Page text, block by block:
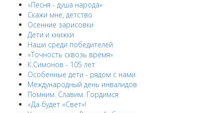
«Песня - душа народа»
Скажи мне, детство
Осенние зарисовки
Дети и книжки
Наши среди победителей
«Точность сквозь время»
К.Симонов - 105 лет
Особенные дети - рядом с нами
Международный день инвалидов
Помним. Славим. Гордимся
«Да будет «Свет»!